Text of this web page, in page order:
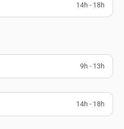
14h - 18h
9h - 13h
14h - 18h